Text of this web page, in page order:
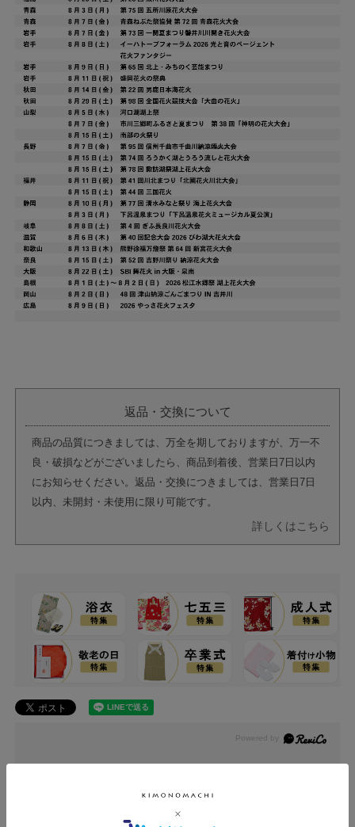
返品・交換について
商品の品質につきましては、万全を期しておりますが、万一不
良・破損などがございましたら、商品到着後、営業日7日以内
にお知らせください。返品・交換につきましては、営業日7日
以内、未開封・未使用に限り可能です。
詳しくはこちら